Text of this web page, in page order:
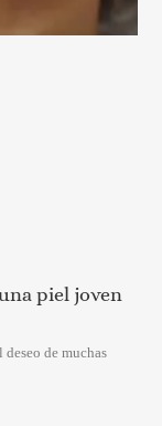
piel joven
de muchas